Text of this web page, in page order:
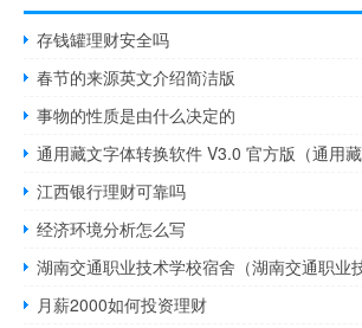
存钱罐理财安全吗
春节的来源英文介绍简洁版
事物的性质是由什么决定的
江西银行理财可靠吗
经济环境分析怎么写
湖南交通职业技术学校宿舍（湖南交通职业
月薪2000如何投资理财